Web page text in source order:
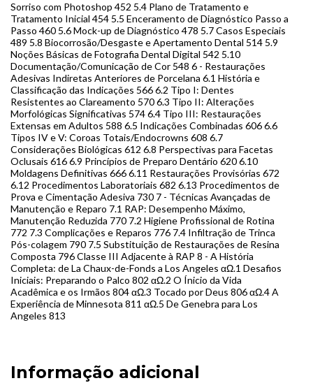
Sorriso com Photoshop 452 5.4 Plano de Tratamento e
Tratamento Inicial 454 5.5 Enceramento de Diagnóstico Passo a
Passo 460 5.6 Mock-up de Diagnóstico 478 5.7 Casos Especiais
489 5.8 Biocorrosão/Desgaste e Apertamento Dental 514 5.9
Noções Básicas de Fotografia Dental Digital 542 5.10
Documentação/Comunicação de Cor 548 6 - Restaurações
Adesivas Indiretas Anteriores de Porcelana 6.1 História e
Classificação das Indicações 566 6.2 Tipo I: Dentes
Resistentes ao Clareamento 570 6.3 Tipo II: Alterações
Morfológicas Significativas 574 6.4 Tipo III: Restaurações
Extensas em Adultos 588 6.5 Indicações Combinadas 606 6.6
Tipos IV e V: Coroas Totais/Endocrowns 608 6.7
Considerações Biológicas 612 6.8 Perspectivas para Facetas
Oclusais 616 6.9 Princípios de Preparo Dentário 620 6.10
Moldagens Definitivas 666 6.11 Restaurações Provisórias 672
6.12 Procedimentos Laboratoriais 682 6.13 Procedimentos de
Prova e Cimentação Adesiva 730 7 - Técnicas Avançadas de
Manutenção e Reparo 7.1 RAP: Desempenho Máximo,
Manutenção Reduzida 770 7.2 Higiene Profissional de Rotina
772 7.3 Complicações e Reparos 776 7.4 Infiltração de Trinca
Pós-colagem 790 7.5 Substituição de Restaurações de Resina
Composta 796 Classe III Adjacente à RAP 8 - A História
Completa: de La Chaux-de-Fonds a Los Angeles αΩ.1 Desafios
Iniciais: Preparando o Palco 802 αΩ.2 O Ínicio da Vida
Acadêmica e os Irmãos 804 αΩ.3 Tocado por Deus 806 αΩ.4 A
Experiência de Minnesota 811 αΩ.5 De Genebra para Los
Angeles 813
Informação adicional